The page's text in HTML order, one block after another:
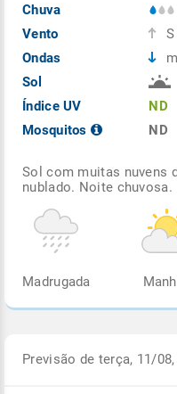
Chuva
Vento
Ondas
Sol
Índice UV
Mosquitos
S
m
ND
ND
Sol com muitas nuvens
nublado. Noite chuvosa.
Madrugada
Previsão de terça, 11/08,